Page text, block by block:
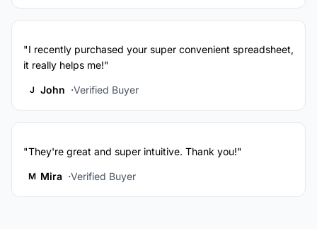
"I recently purchased your super convenient spreadsheet,
it really helps me!"
J John Verified Buyer
"They're great and super intuitive. Thank you!"
M Mira Verified Buyer